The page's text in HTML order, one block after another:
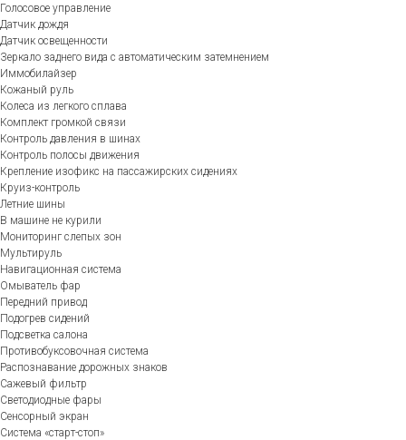
Голосовое управление
Датчик дождя
Датчик освещенности
Зеркало заднего вида с автоматическим затемнением
Иммобилайзер
Кожаный руль
Колеса из легкого сплава
Комплект громкой связи
Контроль давления в шинах
Контроль полосы движения
Крепление изофикс на пассажирских сидениях
Круиз-контроль
Летние шины
В машине не курили
Мониторинг слепых зон
Мультируль
Навигационная система
Омыватель фар
Передний привод
Подогрев сидений
Подсветка салона
Противобуксовочная система
Распознавание дорожных знаков
Сажевый фильтр
Светодиодные фары
Сенсорный экран
Система «старт-стоп»